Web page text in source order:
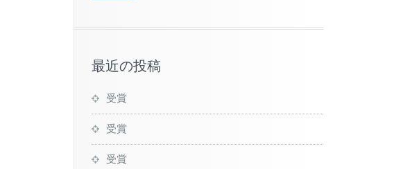
最近の投稿
受賞
受賞
受賞